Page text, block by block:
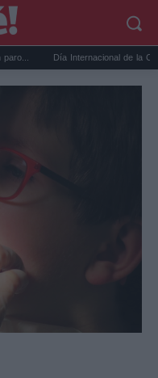
Día Internacional de la Cerveza: la